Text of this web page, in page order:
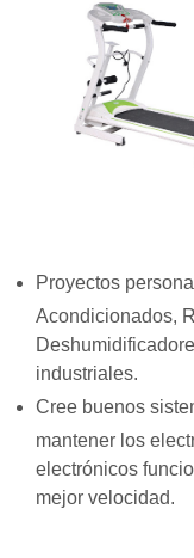
Proyectos
Acondicionados,
industriales.
Cree buenos
mantener los
electrónicos
mejor velocidad.